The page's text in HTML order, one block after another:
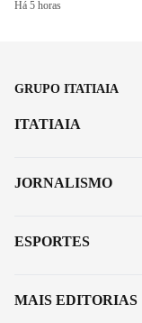
Há 5 horas
GRUPO ITATIAIA
ITATIAIA
JORNALISMO
ESPORTES
MAIS EDITORIAS